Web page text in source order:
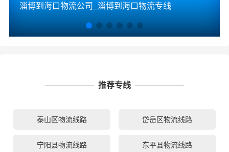
淄博到海口物流公司_淄博到海口物流专线
推荐专线
泰山区物流线路 岱岳区物流线路
宁阳县物流线路 东平县物流线路